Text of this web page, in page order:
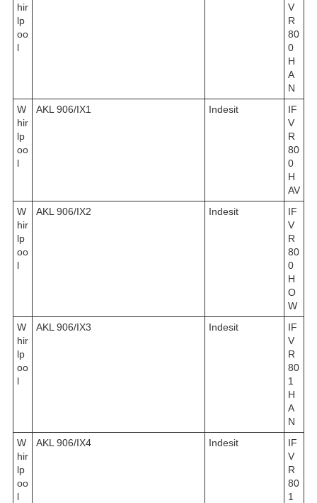
hir
lp
oo
l
V
R
80
0
H
A
N
W
hir
lp
oo
l
AKL 906/IX1 Indesit
IF
V
R
80
0
H
AV
W
hir
lp
oo
l
AKL 906/IX2 Indesit
IF
V
R
80
0
H
O
W
W
hir
lp
oo
l
AKL 906/IX3 Indesit
IF
V
R
80
1
H
A
N
W
hir
lp
oo
l
AKL 906/IX4 Indesit
IF
V
R
80
1